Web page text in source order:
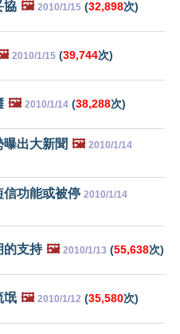
協 🖼️ 2010/1/15 (32,898次)
2010/1/15 (39,744次)
🖼️ 2010/1/14 (38,288次)
出大新聞 🖼️ 2010/1/14
功能或被停 2010/1/14
的支持 🖼️ 2010/1/13 (55,638次)
氓 🖼️ 2010/1/12 (35,580次)